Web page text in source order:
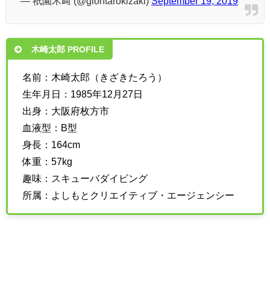
木崎太郎 PROFILE
名前：木崎太郎（きざきたろう）
生年月日：1985年12月27日
出身：大阪府枚方市
血液型：B型
身長：164cm
体重：57kg
趣味：スキューバダイビング
所属：よしもとクリエイティブ・エージェンシー